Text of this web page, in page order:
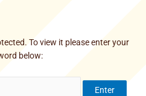
To view it please enter your
below: